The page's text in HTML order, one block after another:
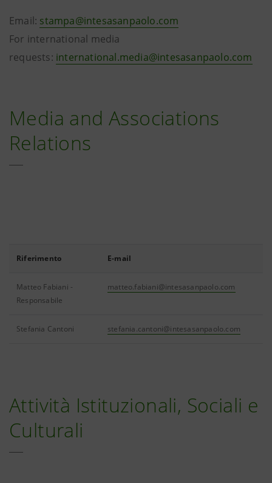
Email: stampa@intesasanpaolo.com
For international media
requests: international.media@intesasanpaolo.com
Media and Associations
Relations
Riferimento E-mail
Matteo Fabiani -
Responsabile
matteo.fabiani@intesasanpaolo.com
Stefania Cantoni stefania.cantoni@intesasanpaolo.com
Attività Istituzionali, Sociali e
Culturali